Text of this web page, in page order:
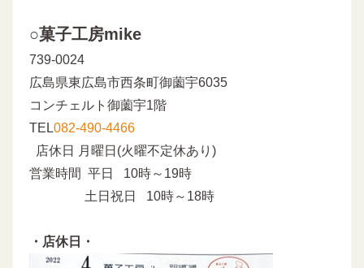
○菓子工房mike
739-0024
広島県東広島市西条町御薗宇6035
コンチェルト御薗宇1階
TEL082-490-4466
店休日 月曜日(火曜不定休あり)
営業時間 平日 10時～19時
土日祝日 10時～18時
・店休日・